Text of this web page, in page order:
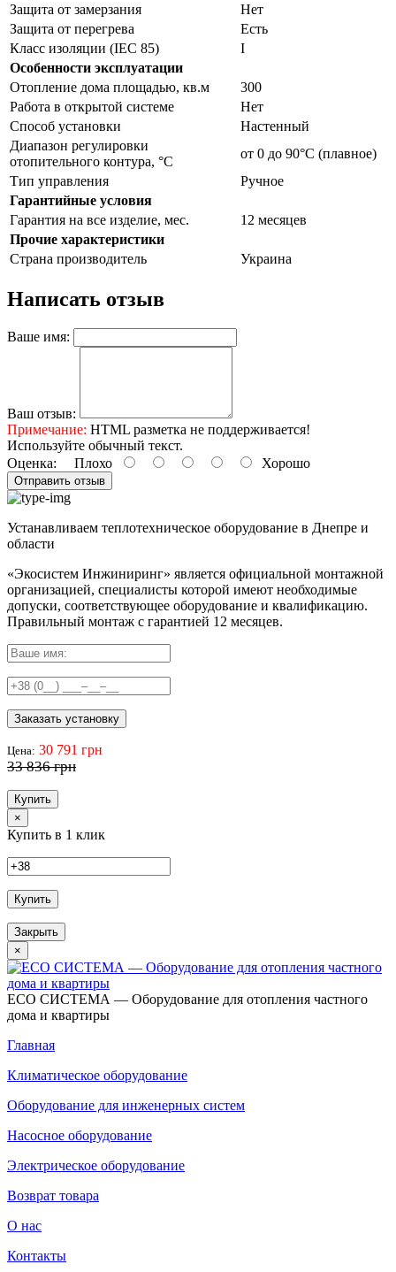
Защита от замерзания
Нет
Защита от перегрева
Есть
Класс изоляции (IEC 85)
І
Особенности эксплуатации
Отопление дома площадью, кв.м
300
Работа в открытой системе
Нет
Способ установки
Настенный
Диапазон регулировки
отопительного контура, °С
от 0 до 90°С (плавное)
Тип управления
Ручное
Гарантийные условия
Гарантия на все изделие, мес.
12 месяцев
Прочие характеристики
Страна производитель
Украина
Написать отзыв
Ваше имя:
Ваш отзыв:
Примечание: HTML разметка не поддерживается!
Используйте обычный текст.
Оценка: Плохо Хорошо
Отправить отзыв
Устанавливаем теплотехническое оборудование в Днепре и
области
«Экосистем Инжиниринг» является официальной монтажной
организацией, специалисты которой имеют необходимые
допуски, соответствующее оборудование и квалификацию.
Правильный монтаж с гарантией 12 месяцев.
Заказать установку
Цена: 30 791 грн
33 836 грн
Купить
×
Купить в 1 клик
Купить
Закрыть
×
ECO СИСТЕМА — Оборудование для отопления частного
дома и квартиры
Главная
Климатическое оборудование
Оборудование для инженерных систем
Насосное оборудование
Электрическое оборудование
Возврат товара
О нас
Контакты